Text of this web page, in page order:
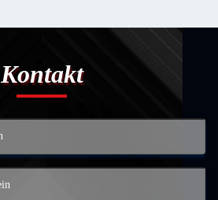
Kontakt